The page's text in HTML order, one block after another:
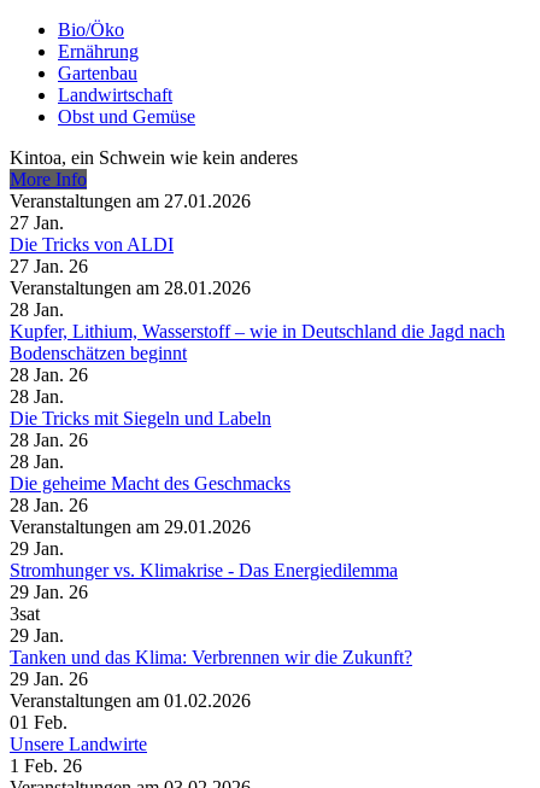
Bio/Öko
Ernährung
Gartenbau
Landwirtschaft
Obst und Gemüse
Kintoa, ein Schwein wie kein anderes
More Info
Veranstaltungen am 27.01.2026
27 Jan.
Die Tricks von ALDI
27 Jan. 26
Veranstaltungen am 28.01.2026
28 Jan.
Kupfer, Lithium, Wasserstoff – wie in Deutschland die Jagd nach
Bodenschätzen beginnt
28 Jan. 26
28 Jan.
Die Tricks mit Siegeln und Labeln
28 Jan. 26
28 Jan.
Die geheime Macht des Geschmacks
28 Jan. 26
Veranstaltungen am 29.01.2026
29 Jan.
Stromhunger vs. Klimakrise - Das Energiedilemma
29 Jan. 26
3sat
29 Jan.
Tanken und das Klima: Verbrennen wir die Zukunft?
29 Jan. 26
Veranstaltungen am 01.02.2026
01 Feb.
Unsere Landwirte
1 Feb. 26